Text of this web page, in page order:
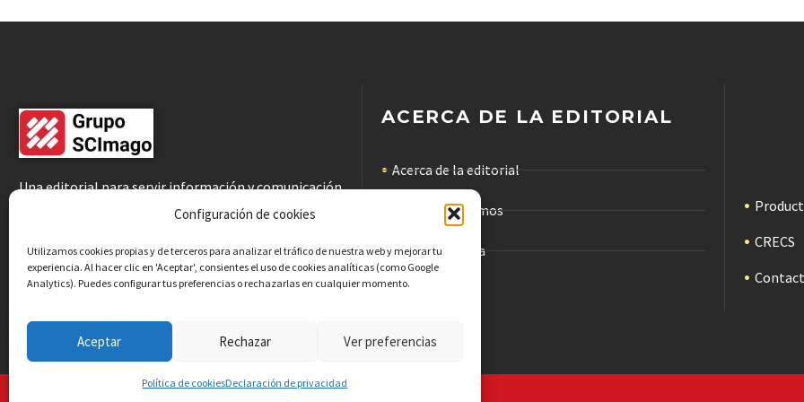
Configuración de cookies
Utilizamos cookies propias y de terceros para analizar el tráfico de nuestra web y mejorar tu
experiencia. Al hacer clic en 'Aceptar', consientes el uso de cookies analíticas (como Google
Analytics). Puedes configurar tus preferencias o rechazarlas en cualquier momento.
Aceptar Rechazar Ver preferencias
Política de cookies
Una editorial para servir información y comunicación
científicas de calidad a la comunidad académica
ACERCA DE LA EDITORIAL
Acerca de la editorial
Cómo trabajamos
Código de ética
Publicidad
CRECS